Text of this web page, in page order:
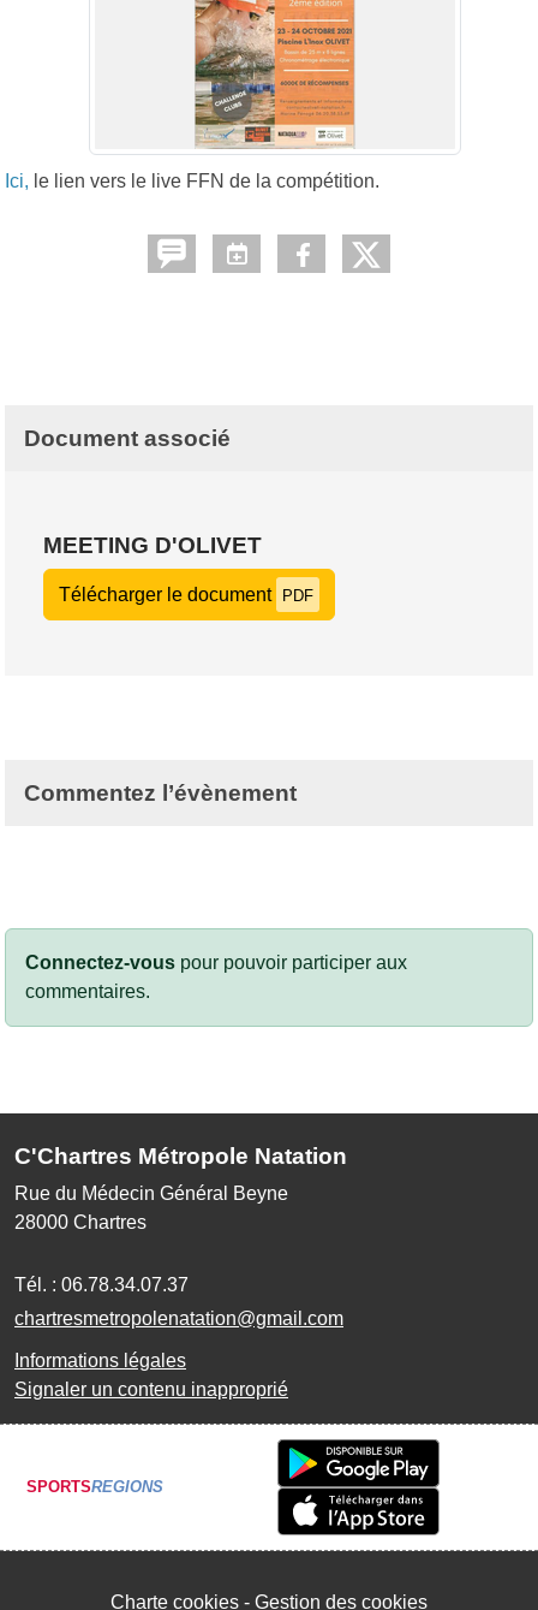
Ici, le lien vers le live FFN de la compétition.
Document associé
MEETING D'OLIVET
Télécharger le document PDF
Commentez l’évènement
Connectez-vous pour pouvoir participer aux
commentaires.
C'Chartres Métropole Natation
Rue du Médecin Général Beyne
28000 Chartres
Tél. : 06.78.34.07.37
chartresmetropolenatation@gmail.com
Informations légales
Signaler un contenu inapproprié
SPORTSREGIONS
Charte cookies Gestion des cookies